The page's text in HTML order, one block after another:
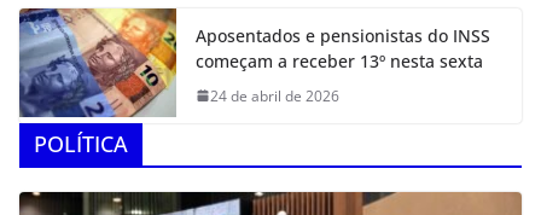
Aposentados e pensionistas do INSS
começam a receber 13º nesta sexta
24 de abril de 2026
POLÍTICA